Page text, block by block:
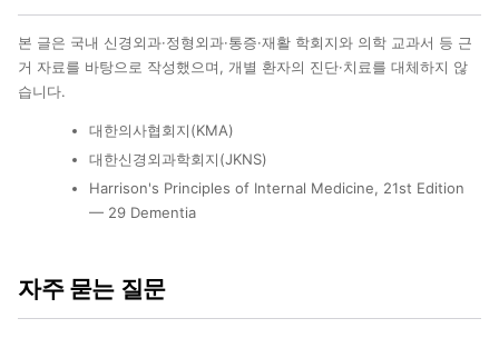
본 글은 국내 신경외과·정형외과·통증·재활 학회지와 의학 교과서 등 근
거 자료를 바탕으로 작성했으며, 개별 환자의 진단·치료를 대체하지 않
습니다.
대한의사협회지(KMA)
대한신경외과학회지(JKNS)
Harrison's Principles of Internal Medicine, 21st Edition
— 29 Dementia
자주 묻는 질문